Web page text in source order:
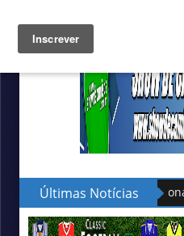
Últimas Notícias
turca no Campeonato Alemão